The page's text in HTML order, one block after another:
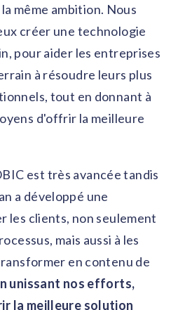
même ambition. Nous
créer une technologie
pour aider les entreprises
à résoudre leurs plus
tout en donnant à
d'offrir la meilleure
est très avancée tandis
a développé une
les clients, non seulement
mais aussi à les
en contenu de
unissant nos efforts,
la meilleure solution